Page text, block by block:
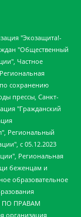
фонд развития филантропии, Deutsche Welle (Германия, Kurt-Schumacher-Strasse 3, 53113 Bonn), Борзунова Мария Михайловна, Воробьев Виктор Викторович, Голубева Анна Львовна, Константинова Алла Михайловна, Малкова Ирина Владимировна, Мурадов Мурад Абдулгалимович, Осетинская Елизавета Николаевна, Понасенков Евгений Николаевич, Ганапольский Матвей Юрьевич, Киселев Евгений Алексеевич, Борухович Ирина Григорьевна, Дремин Иван Тимофеевич, Дубровский Дмитрий Викторович, Красноярская региональная общественная организация поддержки и развития альтернативных образовательных технологий и межкультурных коммуникаций "ИНТЕРРА", Маяковская Екатерина Алексеевна, Фейгин Марк Захарович, Филимонов Андрей Викторович, Дзугкоева Регина Николаевна, Доброхотов Роман Александрович, Дудь Юрий Александрович, Елкин Сергей Владимирович, Кругликов Кирилл Игоревич, Сабунаева Мария Леонидовна, Семенов Алексей Владимирович, Шаинян Карен Багратович, Шульман Екатерина Михайловна, Асафьев Артур Валерьевич, Вахштайн Виктор Семенович, Венедиктов Алексей Алексеевич, Лушникова Екатерина Евгеньевна, Волков Леонид Михайлович, Невзоров Александр Глебович, Пархоменко Сергей Борисович, Сироткин Ярослав Николаевич, Кара-Мурза Владимир Владимирович, Баранова Наталья Владимировна, Гозман Леонид Яковлевич, Кагарлицкий Борис Юльевич, Климарев Михаил Валерьевич, Милов Владимир Станиславович, Автономная некоммерческая организация Краснодарский центр современного искусства "Типография", Моргенштерн Алишер Тагирович, Соболь Любовь Эдуардовна, Общество с ограниченной ответственностью "ЛИЗА НОРМ", Каспаров Гарри Кимович, Ходорковский Михаил Борисович, Общество с ограниченной ответственностью "Апрельские тезисы", Данилович Ирина Брониславовна, Кашин Олег Владимирович, Петров Николай Владимирович, Пивоваров Алексей Владимирович, Соколов Михаил Владимирович, Цветкова Юлия Владимировна, Чичваркин Евгений Александрович, Комитет против пыток/Команда против пыток, Общество с ограниченной ответственностью "Первый научный", Общество с ограниченной ответственностью "Вертолет и ко", Белоцерковская Вероника Борисовна, Кац Максим Евгеньевич, Лазарева Татьяна Юрьевна, Шаведдинов Руслан Табризович, Яшин Илья Валерьевич, Общество с ограниченной ответственностью "Иноагент ААВ", Алешковский Дмитрий Петрович, Альбац Евгения Марковна, Быков Дмитрий Львович, Галямина Юлия Евгеньевна, Лойко Сергей Леонидович, Мартынов Кирилл Константинович, Медведев Сергей Александрович, Крашенинников Федор Геннадиевич, Гордеева Катерина Вл